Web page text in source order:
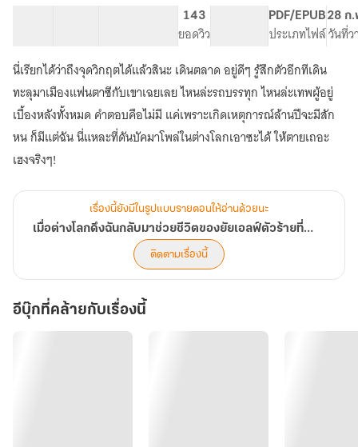
ยัย
เอลฟ์
ตัว
ร้าย
วัน
ล่ม
สลาย
ต่าง
โลก
ดึง
ฉัน
กลับ
มา
ช่วย
ชี
วิต
เอลฟ์
ตัว
ร้าย
ที่
รอ
วัน
ล่ม
143
ยอดวิว
PDF/EPUB
ประเภทไฟล์
28 ก
วันที่ว
นี่เรียกได้ว่าถึงจุดวิกฤตได้แล้วสินะ เดินตลาด อยู่ดีๆ รู้สึกตัวอีกทีเดิน
ทะลุมาเมืองแฟนตาซีกับเขาเฉยเลย ไหนล่ะรถบรรทุก ไหนล่ะเทพผู้อยู่
เบื้องหลังทั้งหมด คำตอบคือไม่มี แค่เพราะเกิดเหตุการณ์ล้านปีจะมีสัก
หน ก็มีแต่ฉัน นี่แหละที่ดันบัคมาโพล่ในต่างโลกเอาซะได้ ให้ตายเถอะ
เฮงจริงๆ!
เรื่องนี้ยังมีในรูปแบบรายตอนให้อ่านด้วยนะ
เมื่อต่างโลกดึงฉันกลับมาช่วยชีวิตของยัยเอลฟ์ตัวร้ายที่รอวันล่มสลาย
ติดตามเรื่องนี้
อีบุ๊กที่คล้ายกับเรื่องนี้